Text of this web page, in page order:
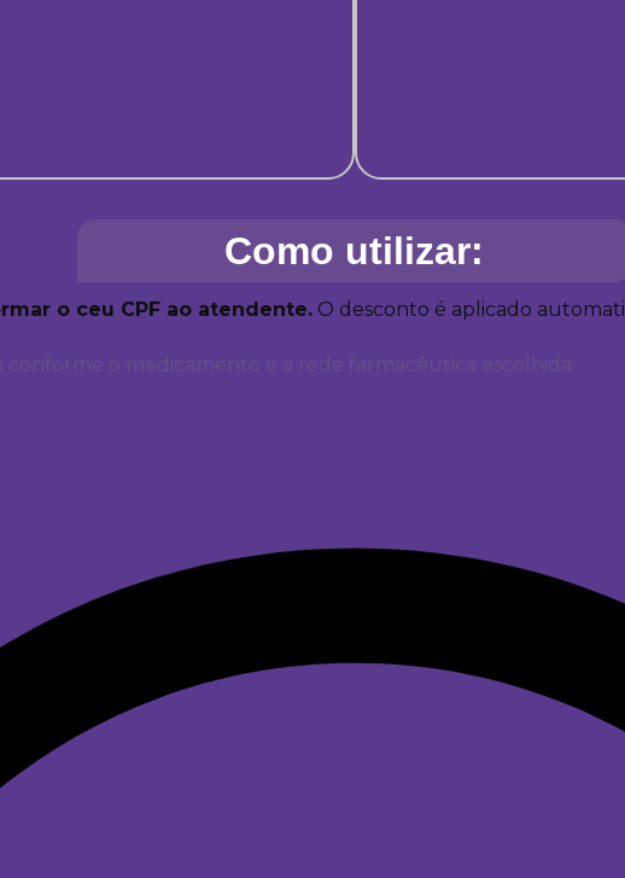
Como utilizar:
o ceu CPF ao atendente. O desconto é aplicado
conforme o medicamento e a rede farmacêutica escolhida.